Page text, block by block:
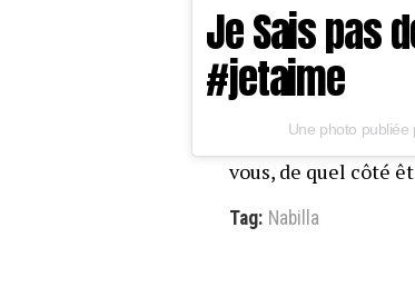
Je Sais pas
#jetaime
Une photo publiée
vous, de quel côté
Tag: Nabilla